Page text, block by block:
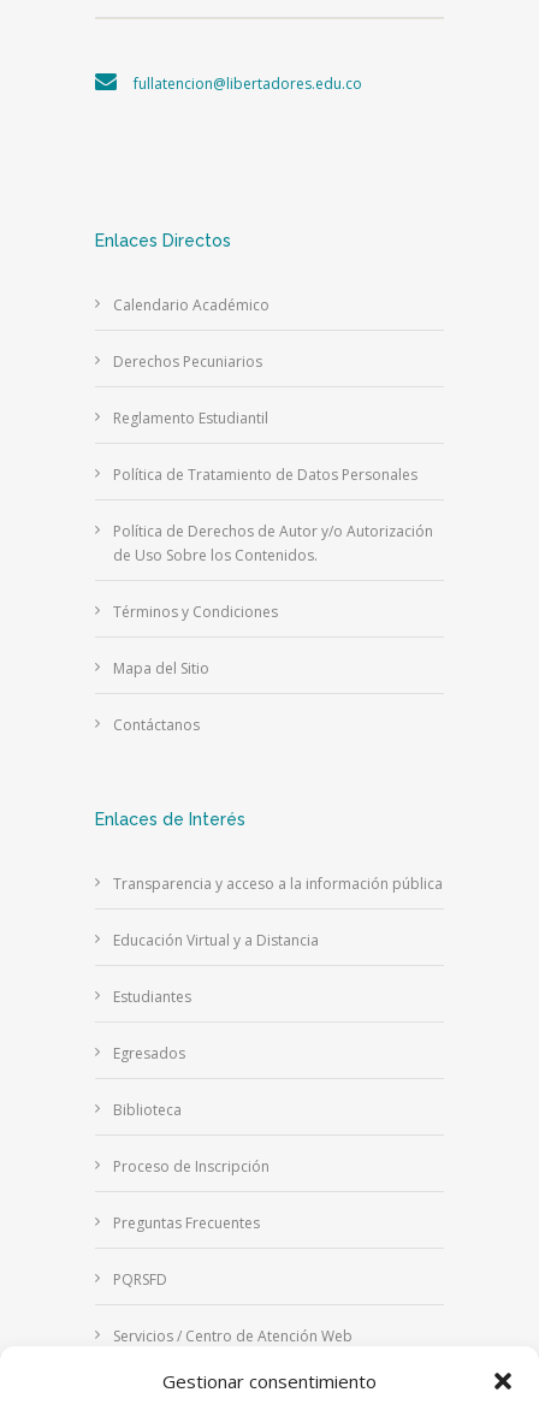
Gestionar consentimiento
fullatencion@libertadores.edu.co
Enlaces Directos
Calendario Académico
Derechos Pecuniarios
Reglamento Estudiantil
Política de Tratamiento de Datos Personales
Política de Derechos de Autor y/o Autorización
de Uso Sobre los Contenidos.
Términos y Condiciones
Mapa del Sitio
Contáctanos
Enlaces de Interés
Transparencia y acceso a la información pública
Educación Virtual y a Distancia
Estudiantes
Egresados
Biblioteca
Proceso de Inscripción
Preguntas Frecuentes
PQRSFD
Servicios / Centro de Atención Web
Correo Institucional